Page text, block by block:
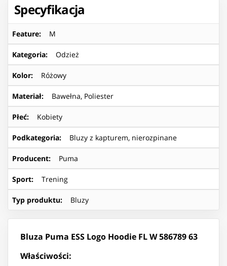
Specyfikacja
Feature: M
Kategoria: Odzież
Kolor: Różowy
Materiał: Bawełna, Poliester
Płeć: Kobiety
Podkategoria: Bluzy z kapturem, nierozpinane
Producent: Puma
Sport: Trening
Typ produktu: Bluzy
Bluza Puma ESS Logo Hoodie FL W 586789 63
Właściwości: